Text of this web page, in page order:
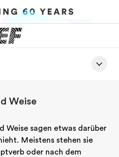
Weise
Weise sagen etwas darüber
Meistens stehen sie
oder nach dem